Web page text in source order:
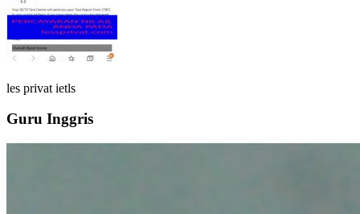
les privat ietls
Guru Inggris